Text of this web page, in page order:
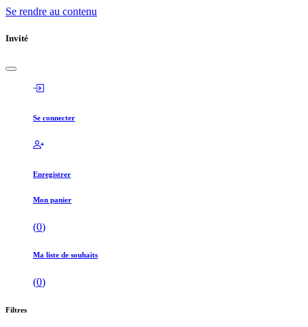
Se rendre au contenu
Invité
Se connecter
Enregistrer
Mon panier
(0)
Ma liste de souhaits
(0)
Filtres